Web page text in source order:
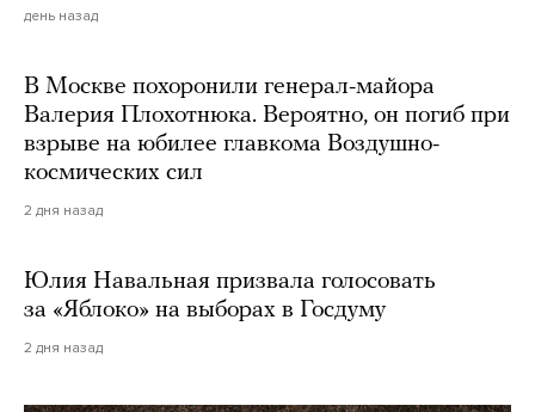
день назад
В Москве похоронили генерал-майора
Валерия Плохотнюка. Вероятно, он погиб при
взрыве на юбилее главкома Воздушно-
космических сил
2 дня назад
Юлия Навальная призвала голосовать
за «Яблоко» на выборах в Госдуму
2 дня назад